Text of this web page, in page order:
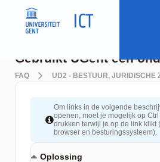
FAQ UD2 - BESTUUR, JURIDISCHE
Om links in de volgende
openen, moet je mogelijk op
drukken terwijl je op de link klikt
browser en besturingssysteem).
Oplossing